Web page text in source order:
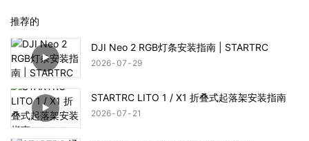
推荐的
DJI Neo 2 RGB灯条安装指南 | STARTRC
2026 07 29
STARTRC LITO 1 / X1 折叠式起落架安装指南
2026 07 21